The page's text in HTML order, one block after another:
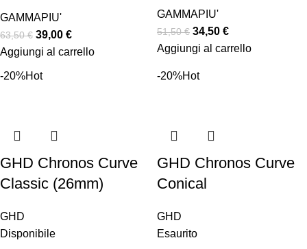
GAMMAPIU'
63,50€ 39,00 €
Aggiungi al carrello
GAMMAPIU'
51,50€ 34,50 €
Aggiungi al carrello
-20%Hot
GHD Chronos Curve
Classic (26mm)
GHD
Disponibile
-20%Hot
GHD Chronos Curve
Conical
GHD
Esaurito